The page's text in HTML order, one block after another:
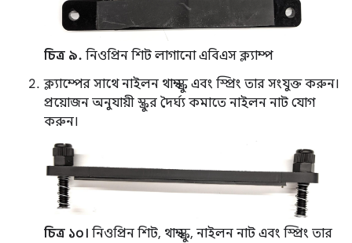
চিত্র ৯. নিওপ্রিন শিট লাগানো এবিএস ক্ল্যাম্প
ক্ল্যাম্পের সাথে নাইলন থাম্ব স্ক্রু এবং স্প্রিং তার সংযুক্ত করুন।
প্রয়োজন অনুযায়ী স্ক্রুর দৈর্ঘ্য কমাতে নাইলন নাট যোগ
করুন।
চিত্র ১০। নিওপ্রিন শিট, থাম্ব স্ক্রু, নাইলন নাট এবং স্প্রিং তার